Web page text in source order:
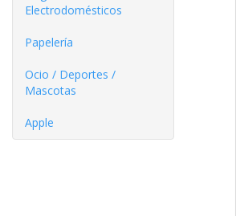
Electrodomésticos
Papelería
Ocio / Deportes /
Mascotas
Apple